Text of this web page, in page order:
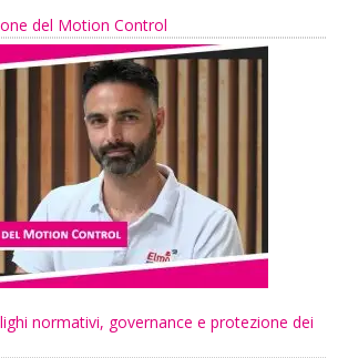
del Motion Control
normativi, governance e protezione dei